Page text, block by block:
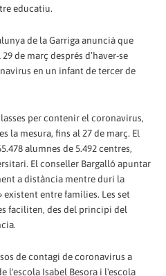
educatiu.
de la Garriga anuncià que
de març després d’haver-se
en un infant de tercer de
per contenir el coronavirus,
la mesura, fins al 27 de març. El
alumnes de 5.492 centres,
El conseller Bargalló apuntar
a distància mentre duri la
entre famílies. Les set
faciliten, des del principi del
de contagi de coronavirus a
l'escola Isabel Besora i l'escola